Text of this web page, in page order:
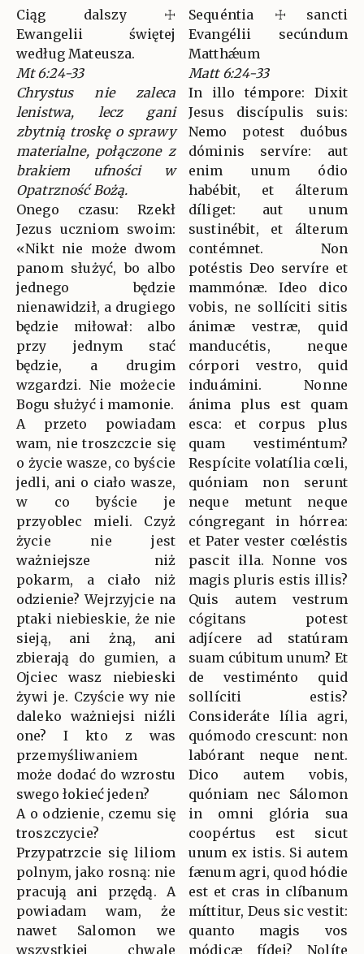
Ciąg dalszy ☩
Ewangelii świętej
według Mateusza.
Mt 6:24-33
Chrystus nie zaleca
lenistwa, lecz gani
zbytnią troskę o sprawy
materialne, połączone z
brakiem ufności w
Opatrzność Bożą.
Onego czasu: Rzekł
Jezus uczniom swoim:
«Nikt nie może dwom
panom służyć, bo albo
jednego będzie
nienawidził, a drugiego
będzie miłował: albo
przy jednym stać
będzie, a drugim
wzgardzi. Nie możecie
Bogu służyć i mamonie.
A przeto powiadam
wam, nie troszczcie się
o życie wasze, co byście
jedli, ani o ciało wasze,
w co byście je
przyoblec mieli. Czyż
życie nie jest
ważniejsze niż
pokarm, a ciało niż
odzienie? Wejrzyjcie na
ptaki niebieskie, że nie
sieją, ani żną, ani
zbierają do gumien, a
Ojciec wasz niebieski
żywi je. Czyście wy nie
daleko ważniejsi niźli
one? I kto z was
przemyśliwaniem
może dodać do wzrostu
swego łokieć jeden?
A o odzienie, czemu się
troszczycie?
Przypatrzcie się liliom
polnym, jako rosną: nie
pracują ani przędą. A
powiadam wam, że
nawet Salomon we
wszystkiej chwale
Sequéntia ☩ sancti
Evangélii secúndum
Matthǽum
Matt 6:24-33
In illo témpore: Dixit
Jesus discípulis suis:
Nemo potest duóbus
dóminis servíre: aut
enim unum ódio
habébit, et álterum
díliget: aut unum
sustinébit, et álterum
contémnet. Non
potéstis Deo servíre et
mammónæ. Ideo dico
vobis, ne sollíciti sitis
ánimæ vestræ, quid
manducétis, neque
córpori vestro, quid
induámini. Nonne
ánima plus est quam
esca: et corpus plus
quam vestiméntum?
Respícite volatília cœli,
quóniam non serunt
neque metunt neque
cóngregant in hórrea:
et Pater vester cœléstis
pascit illa. Nonne vos
magis pluris estis illis?
Quis autem vestrum
cógitans potest
adjícere ad statúram
suam cúbitum unum? Et
de vestiménto quid
sollíciti estis?
Consideráte lília agri,
quómodo crescunt: non
labórant neque nent.
Dico autem vobis,
quóniam nec Sálomon
in omni glória sua
coopértus est sicut
unum ex istis. Si autem
fænum agri, quod hódie
est et cras in clíbanum
míttitur, Deus sic vestit:
quanto magis vos
módicæ fídei? Nolíte